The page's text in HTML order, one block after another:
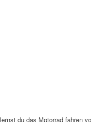
du das Motorrad fahren